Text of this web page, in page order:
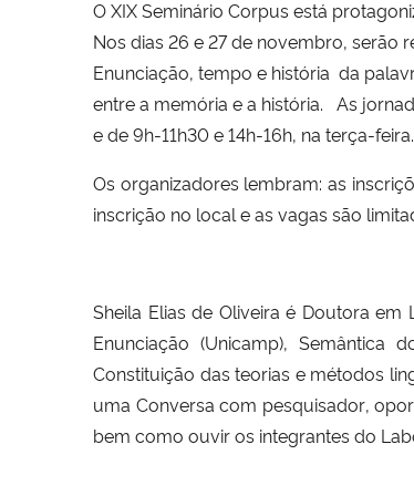
O XIX Seminário Corpus está
Nos dias 26 e 27 de novembro, serão
Enunciação, tempo e história  da
entre a memória e a história. As
e de 9h-11h30 e 14h-16h, na terça-feira.
Os organizadores lembram: as
inscrição no local e as vagas são
Sheila Elias de Oliveira é Doutora
Enunciação (Unicamp), Semântica
Constituição das teorias e métodos
uma Conversa com pesquisador,
bem como ouvir os integrantes do